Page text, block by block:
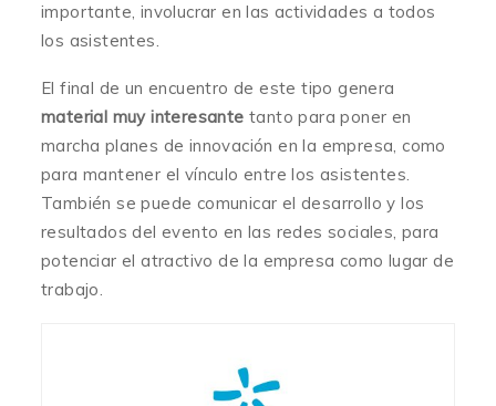
importante, involucrar en las actividades a todos
los asistentes.
El final de un encuentro de este tipo genera
material muy interesante tanto para poner en
marcha planes de innovación en la empresa, como
para mantener el vínculo entre los asistentes.
También se puede comunicar el desarrollo y los
resultados del evento en las redes sociales, para
potenciar el atractivo de la empresa como lugar de
trabajo.